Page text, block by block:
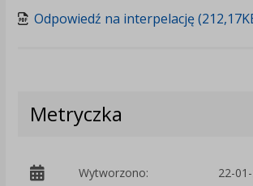
Odpowiedź na interpelację
Metryczka
Wytworzono: 22-